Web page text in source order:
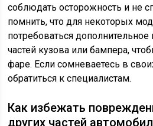
соблюдать осторожность и не
помнить, что для некоторых
потребоваться
частей кузова или бампера,
фаре. Если сомневаетесь в
обратиться к специалистам.
Как избежать
других частей